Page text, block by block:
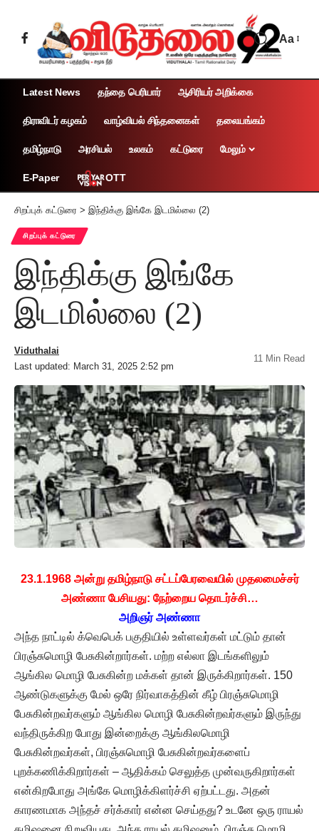
Aa
Latest News தந்தை பெரியார் ஆசிரியர் அறிக்கை
திராவிடர் கழகம் வாழ்வியல் சிந்தனைகள் தலையங்கம்
தமிழ்நாடு அரசியல் உலகம் கட்டுரை மேலும்
E-Paper OTT
சிறப்புக் கட்டுரை > இந்திக்கு இங்கே இடமில்லை (2)
சிறப்புக் கட்டுரை
இந்திக்கு இங்கே
இடமில்லை (2)
Last updated: March 31, 2025 2:52 pm
Viduthalai
11 Min Read
23.1.1968 அன்று தமிழ்நாடு சட்டப்பேரவையில் முதலமைச்சர்
அண்ணா பேசியது: நேற்றைய தொடர்ச்சி…
அறிஞர் அண்ணா
அந்த நாட்டில் க்வெபெக் பகுதியில் உள்ளவர்கள் மட்டும் தான்
பிரஞ்சுமொழி பேசுகின்றார்கள். மற்ற எல்லா இடங்களிலும்
ஆங்கில மொழி பேசுகின்ற மக்கள் தான் இருக்கிறார்கள். 150
ஆண்டுகளுக்கு மேல் ஒரே நிர்வாகத்தின் கீழ் பிரஞ்சுமொழி
பேசுகின்றவர்களும் ஆங்கில மொழி பேசுகின்றவர்களும் இருந்து
வந்திருக்கிற போது இன்றைக்கு ஆங்கிலமொழி
பேசுகின்றவர்கள், பிரஞ்சுமொழி பேசுகின்றவர்களைப்
புறக்கணிக்கிறார்கள் – ஆதிக்கம் செலுத்த முன்வருகிறார்கள்
என்கிறபோது அங்கே மொழிக்கிளர்ச்சி ஏற்பட்டது. அதன்
காரணமாக அந்தச் சர்க்கார் என்ன செய்தது? உடனே ஒரு ராயல்